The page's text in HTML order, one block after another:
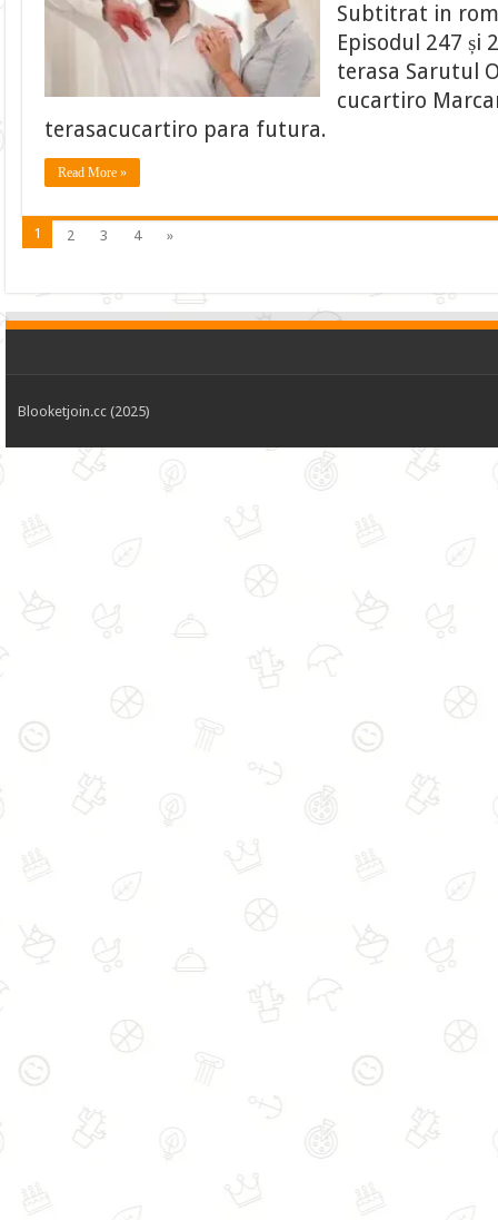
Subtitrat in
Episodul 247 și
terasa Sarutul
cucartiro
terasacucartiro para futura.
Read More »
1 2 3 4 »
Blooketjoin.cc (2025)